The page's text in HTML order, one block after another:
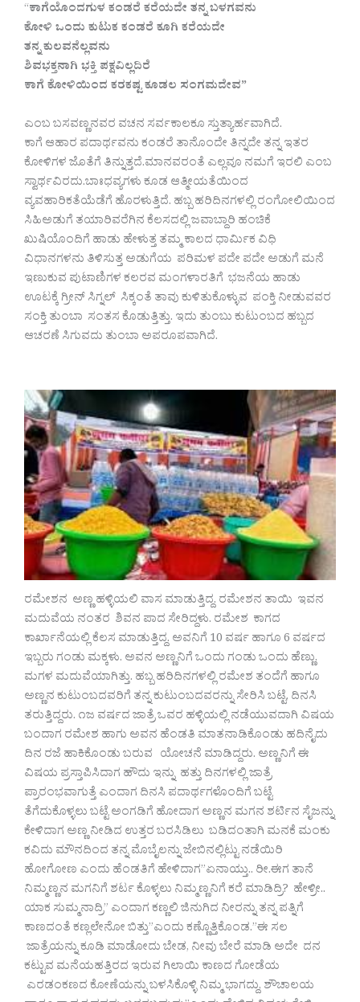
“ಕಾಗೆಯೊಂದಗುಳ ಕಂಡರೆ ಕರೆಯದೇ ತನ್ನ ಬಳಗವನು
ಕೋಳಿ ಒಂದು ಕುಟುಕ ಕಂಡರೆ ಕೂಗಿ ಕರೆಯದೇ
ತನ್ನ ಕುಲವನೆಲ್ಲವನು
ಶಿವಭಕ್ತನಾಗಿ ಭಕ್ತಿ ಪಕ್ಷವಿಲ್ಲದಿರೆ
ಕಾಗೆ ಕೋಳಿಯಿಂದ ಕರಕಷ್ಟ ಕೂಡಲ ಸಂಗಮದೇವ”
ಎಂಬ ಬಸವಣ್ಣನವರ ವಚನ ಸರ್ವಕಾಲಕೂ ಸ್ತುತ್ಯಾರ್ಹವಾಗಿದೆ.
ಕಾಗೆ ಆಹಾರ ಪದಾರ್ಥವನು ಕಂಡರೆ ತಾನೊಂದೇ ತಿನ್ನದೇ ತನ್ನ ಇತರ
ಕೋಳಿಗಳ ಜೊತೆಗೆ ತಿನ್ನುತ್ತದೆ.ಮಾನವರಂತೆ ಎಲ್ಲವೂ ನಮಗೆ ಇರಲಿ ಎಂಬ
ಸ್ವಾರ್ಥವಿರದು.ಬಾಃಧವ್ಯಗಳು ಕೂಡ ಆತ್ಮೀಯತೆಯಿಂದ
ವ್ಯವಹಾರಿಕತೆಯೆಡೆಗೆ ಹೊರಳುತ್ತಿದೆ. ಹಬ್ಬ ಹರಿದಿನಗಳಲ್ಲಿ ರಂಗೋಲಿಯಿಂದ
ಸಿಹಿಅಡುಗೆ ತಯಾರಿವರೆಗಿನ ಕೆಲಸದಲ್ಲಿ ಜವಾಬ್ದಾರಿ ಹಂಚಿಕೆ
ಖುಷಿಯೊಂದಿಗೆ ಹಾಡು ಹೇಳುತ್ತ ತಮ್ಮ ಕಾಲದ ಧಾರ್ಮಿಕ ವಿಧಿ
ವಿಧಾನಗಳನು ತಿಳಿಸುತ್ತ ಅಡುಗೆಯ ಪರಿಮಳ ಪದೇ ಪದೇ ಅಡುಗೆ ಮನೆ
ಇಣುಕುವ ಪುಟಾಣಿಗಳ ಕಲರವ ಮಂಗಳಾರತಿಗೆ ಭಜನೆಯ ಹಾಡು
ಊಟಕ್ಕೆ ಗ್ರೀನ್ ಸಿಗ್ನಲ್ ಸಿಕ್ಕಂತೆ ತಾವು ಕುಳಿತುಕೊಳ್ಳುವ ಪಂಕ್ತಿ ನೀಡುವವರ
ಸಂಕ್ತಿ ತುಂಬಾ ಸಂತಸ ಕೊಡುತ್ತಿತ್ತು. ಇದು ತುಂಬು ಕುಟುಂಬದ ಹಬ್ಬದ
ಆಚರಣೆ ಸಿಗುವದು ತುಂಬಾ ಅಪರೂಪವಾಗಿದೆ.
ರಮೇಶನ ಅಣ್ಣ ಹಳ್ಳಿಯಲಿ ವಾಸ ಮಾಡುತ್ತಿದ್ದ. ರಮೇಶನ ತಾಯಿ ಇವನ
ಮದುವೆಯ ನಂತರ ಶಿವನ ಪಾದ ಸೇರಿದ್ದಳು. ರಮೇಶ ಕಾಗದ
ಕಾರ್ಖಾನೆಯಲ್ಲಿ ಕೆಲಸ ಮಾಡುತ್ತಿದ್ದ. ಅವನಿಗೆ 10 ವರ್ಷ ಹಾಗೂ 6 ವರ್ಷದ
ಇಬ್ಬರು ಗಂಡು ಮಕ್ಕಳು. ಅವನ ಅಣ್ಣನಿಗೆ ಒಂದು ಗಂಡು ಒಂದು ಹೆಣ್ಣು.
ಮಗಳ ಮದುವೆಯಾಗಿತ್ತು. ಹಬ್ಬ ಹರಿದಿನಗಳಲ್ಲಿ ರಮೇಶ ತಂದೆಗೆ ಹಾಗೂ
ಅಣ್ಣನ ಕುಟುಂಬದವರಿಗೆ ತನ್ನ ಕುಟುಂಬದವರನ್ನು ಸೇರಿಸಿ ಬಟ್ಟೆ, ದಿನಸಿ
ತರುತ್ತಿದ್ದರು. ೧ಜ ವರ್ಷದ ಜಾತ್ರೆ ಒವರ ಹಳ್ಳಿಯಲ್ಲಿ ನಡೆಯುವದಾಗಿ ವಿಷಯ
ಬಂದಾಗ ರಮೇಶ ಹಾಗು ಅವನ ಹೆಂಡತಿ ಮಾತನಾಡಿಕೊಂಡು ಹದಿನೈದು
ದಿನ ರಜೆ ಹಾಕಿಕೊಂಡು ಬರುವ ಯೋಚನೆ ಮಾಡಿದ್ದರು. ಅಣ್ಣನಿಗೆ ಈ
ವಿಷಯ ಪ್ರಸ್ತಾಪಿಸಿದಾಗ ಹೌದು ಇನ್ನು ಹತ್ತು ದಿನಗಳಲ್ಲಿ ಜಾತ್ರೆ
ಪ್ರಾರಂಭವಾಗುತ್ತೆ ಎಂದಾಗ ದಿನಸಿ ಪದಾರ್ಥಗಳೊಂದಿಗೆ ಬಟ್ಟೆ
ತೆಗೆದುಕೊಳ್ಳಲು ಬಟ್ಟೆ ಅಂಗಡಿಗೆ ಹೋದಾಗ ಅಣ್ಣನ ಮಗನ ಶರ್ಟಿನ ಸೈಜನ್ನು
ಕೇಳಿದಾಗ ಅಣ್ಣ ನೀಡಿದ ಉತ್ತರ ಬರಸಿಡಿಲು ಬಡಿದಂತಾಗಿ ಮನಕೆ ಮಂಕು
ಕವಿದು ಮೌನದಿಂದ ತನ್ನ ಮೊಬೈಲನ್ನು ಜೇಬಿನಲ್ಲಿಟ್ಟು ನಡೆಯಿರಿ
ಹೋಗೋಣ ಎಂದು ಹೆಂಡತಿಗೆ ಹೇಳಿದಾಗ”ಏನಾಯ್ತು.. ರೀ.ಈಗ ತಾನೆ
ನಿಮ್ಮಣ್ಣನ ಮಗನಿಗೆ ಶರ್ಟ ಕೊಳ್ಳಲು ನಿಮ್ಮಣ್ಣನಿಗೆ ಕರೆ ಮಾಡಿದ್ರಿ? ಹೇಳ್ರೀ..
ಯಾಕ ಸುಮ್ಮನಾದ್ರಿ” ಎಂದಾಗ ಕಣ್ಣಲಿ ಜಿನುಗಿದ ನೀರನ್ನು ತನ್ನ ಪತ್ನಿಗೆ
ಕಾಣದಂತೆ ಕಣ್ಲಲೇನೋ ಬಿತ್ತು”ಎಂದು ಕಣ್ಣೊತ್ತಿಕೊಂಡ.”ಈ ಸಲ
ಜಾತ್ರೆಯನ್ನು ಕೂಡಿ ಮಾಡೋದು ಬೇಡ, ನೀವು ಬೇರೆ ಮಾಡಿ ಅದೇ ದನ
ಕಟ್ಟುವ ಮನೆಯಹತ್ತಿರದ ಇರುವ ಗಿಲಾಯಿ ಕಾಣದ ಗೋಡೆಯ
ಎರಡಂಕಣದ ಕೋಣೆಯನ್ನು ಬಳಸಿಕೊಳ್ಳಿ ನಿಮ್ಮ ಭಾಗದ್ದು, ಶೌಚಾಲಯ